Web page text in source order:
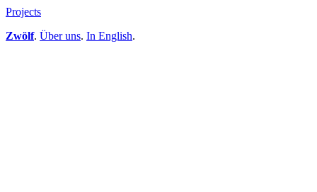
Projects
Zwölf. Über uns. In English.